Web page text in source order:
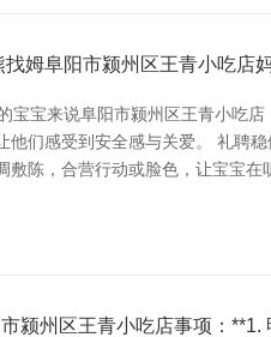
找姆阜阳市颍州区王青小吃店
宝宝来说阜阳市颍州区王青小吃
他们感受到安全感与关爱。 礼聘
敷陈，合营行动或脸色，让宝宝
颍州区王青小吃店事项：**1.